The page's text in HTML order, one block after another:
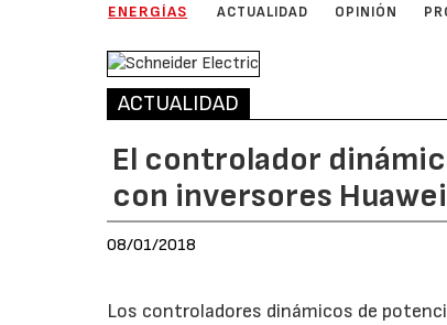
ENERGÍAS ACTUALIDAD OPINIÓN
ACTUALIDAD
El controlador
con inversores Huawei
08/01/2018
Los controladores dinámicos de